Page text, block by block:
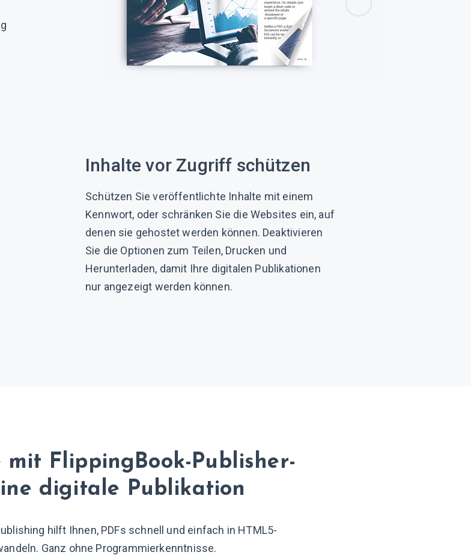
Inhalte vor Zugriff schützen
Schützen Sie veröffentlichte Inhalte mit einem
Kennwort, oder schränken Sie die Websites ein, auf
denen sie gehostet werden können. Deaktivieren
Sie die Optionen zum Teilen, Drucken und
Herunterladen, damit Ihre digitalen Publikationen
nur angezeigt werden können.
mit FlippingBook-Publisher-
digitale Publikation
hilft Ihnen, PDFs schnell und einfach in HTML5-
Ganz ohne Programmierkenntnisse.